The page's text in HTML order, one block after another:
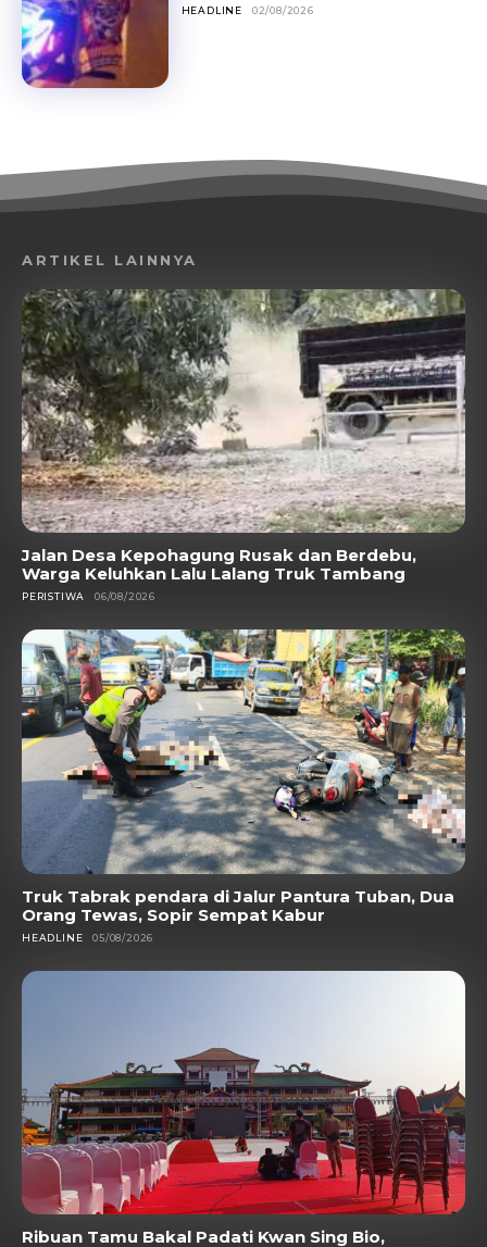
HEADLINE 02/08/2026
ARTIKEL LAINNYA
Jalan Desa Kepohagung Rusak dan Berdebu,
Warga Keluhkan Lalu Lalang Truk Tambang
PERISTIWA 06/08/2026
Truk Tabrak pendara di Jalur Pantura Tuban, Dua
Orang Tewas, Sopir Sempat Kabur
HEADLINE 05/08/2026
Ribuan Tamu Bakal Padati Kwan Sing Bio,